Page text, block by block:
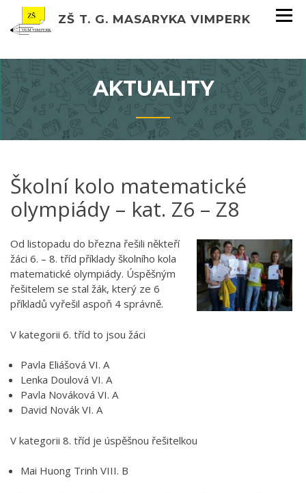
ZŠ T. G. MASARYKA VIMPERK
AKTUALITY
Školní kolo matematické
olympiády – kat. Z6 – Z8
Od listopadu do března řešili někteří
žáci 6. – 8. tříd příklady školního kola
matematické olympiády. Úspěšným
řešitelem se stal žák, který ze 6
příkladů vyřešil aspoň 4 správně.
V kategorii 6. tříd to jsou žáci
Pavla Eliášová VI. A
Lenka Doulová VI. A
Pavla Nováková VI. A
David Novák VI. A
V kategorii 8. tříd je úspěšnou řešitelkou
Mai Huong Trinh VIII. B